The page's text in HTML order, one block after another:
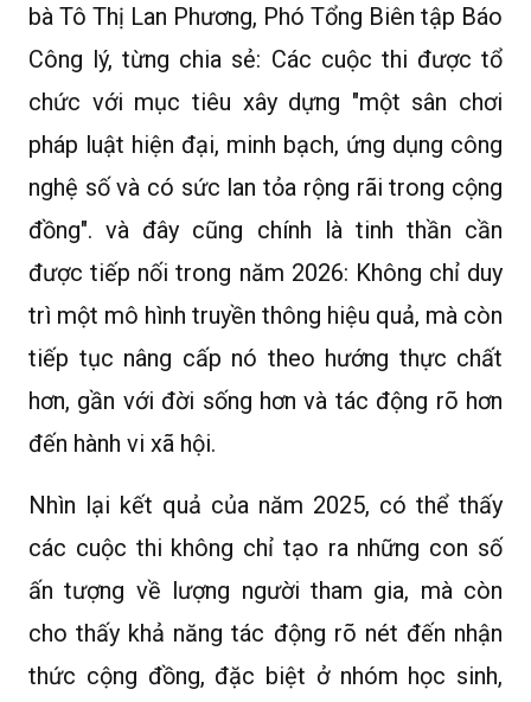
bà Tô Thị Lan Phương, Phó Tổng Biên tập Báo
Công lý, từng chia sẻ: Các cuộc thi được tổ
chức với mục tiêu xây dựng "một sân chơi
pháp luật hiện đại, minh bạch, ứng dụng công
nghệ số và có sức lan tỏa rộng rãi trong cộng
đồng". và đây cũng chính là tinh thần cần
được tiếp nối trong năm 2026: Không chỉ duy
trì một mô hình truyền thông hiệu quả, mà còn
tiếp tục nâng cấp nó theo hướng thực chất
hơn, gần với đời sống hơn và tác động rõ hơn
đến hành vi xã hội.
Nhìn lại kết quả của năm 2025, có thể thấy
các cuộc thi không chỉ tạo ra những con số
ấn tượng về lượng người tham gia, mà còn
cho thấy khả năng tác động rõ nét đến nhận
thức cộng đồng, đặc biệt ở nhóm học sinh,